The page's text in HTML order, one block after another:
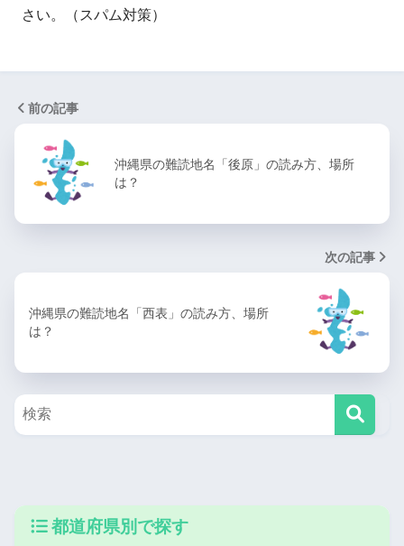
さい。（スパム対策）
前の記事
沖縄県の難読地名「後原」の読み方、場所
は？
次の記事
沖縄県の難読地名「西表」の読み方、場所
は？
都道府県別で探す